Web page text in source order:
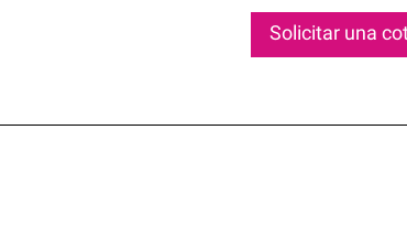
Solicitar una